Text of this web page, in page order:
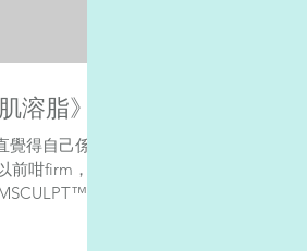
溶脂》
得自己係瘦
咁firm，線